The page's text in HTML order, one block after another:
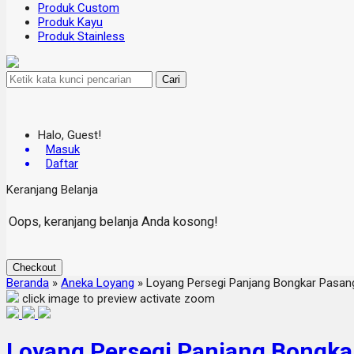
Produk Custom
Produk Kayu
Produk Stainless
Cari
Halo, Guest!
Masuk
Daftar
Keranjang Belanja
Oops, keranjang belanja Anda kosong!
Checkout
Beranda » Aneka Loyang » Loyang Persegi Panjang Bongkar
click image to preview activate zoom